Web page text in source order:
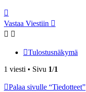
Vastaa Viestiin
Tulostusnäkymä
1 viesti • Sivu 1/1
Palaa sivulle “Tiedotteet”